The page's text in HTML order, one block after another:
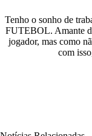
Tenho o sonho de
FUTEBOL. Amante
jogador, mas como
com